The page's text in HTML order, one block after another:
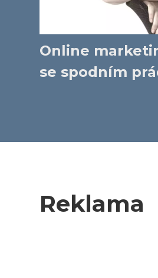
Online
se spodním
Reklama